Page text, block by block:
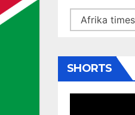
Kατηγορίες
SHORTS